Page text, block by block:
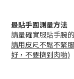
最貼手圍測量方法
請量確實服貼手腕
請用皮尺不鬆不緊
好，不要擠到肉喲)